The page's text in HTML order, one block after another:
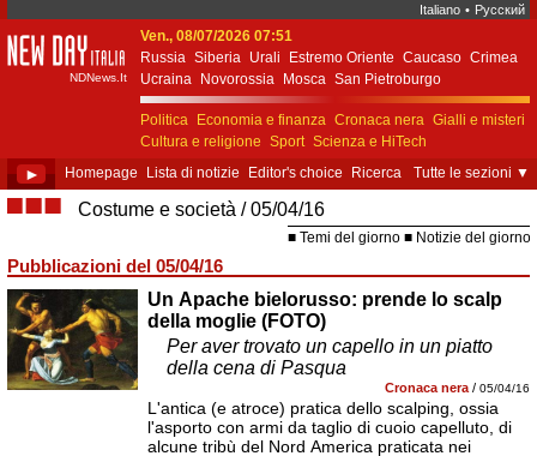
Italiano • Русский
New Day Italia
NDNews.It
Ven., 08/07/2026 07:51
Russia Siberia Urali Estremo Oriente Caucaso Crimea
Ucraina
Novorossia Mosca San Pietroburgo
Ekaterinburgo Kiev Simferopol
Sebastopoli
Politica
Economia e finanza Cronaca nera Gialli e misteri
Cultura e religione Sport Scienza e HiTech
Costume e società
Unione Europea
► Homepage Lista di notizie Editor's choice Ricerca Tutte le sezioni ▼
■■■ Costume e società 05/04/16
Temi del giorno Notizie del giorno
Pubblicazioni del 05/04/16
Un Apache bielorusso: prende lo scalp
della moglie (FOTO)
Per aver trovato un capello in un piatto
della cena di Pasqua
Cronaca nera / 05/04/16
L'antica (e atroce) pratica dello scalping, ossia
l'asporto con armi da taglio di cuoio capelluto, di
alcune tribù del Nord America praticata nei